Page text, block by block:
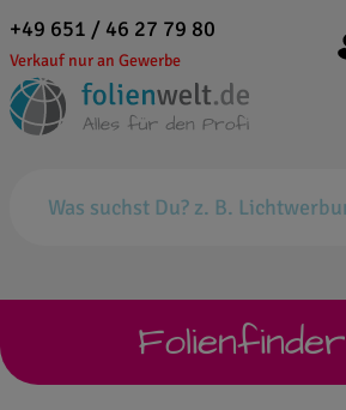
+49 651 / 46 27 79 80
Verkauf nur an Gewerbe
Folienfinder